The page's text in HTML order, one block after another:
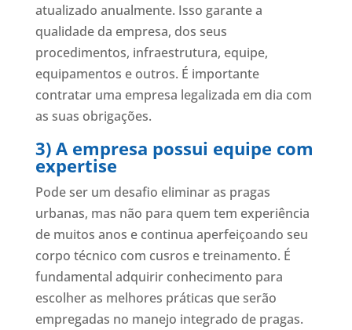
atualizado anualmente. Isso garante a
qualidade da empresa, dos seus
procedimentos, infraestrutura, equipe,
equipamentos e outros. É importante
contratar uma empresa legalizada em dia com
as suas obrigações.
3) A empresa possui equipe com
expertise
Pode ser um desafio eliminar as pragas
urbanas, mas não para quem tem experiência
de muitos anos e continua aperfeiçoando seu
corpo técnico com cusros e treinamento. É
fundamental adquirir conhecimento para
escolher as melhores práticas que serão
empregadas no manejo integrado de pragas.